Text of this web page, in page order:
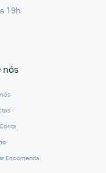
19h
nós
Encomenda